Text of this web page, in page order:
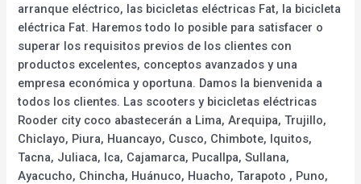
arranque eléctrico, las bicicletas eléctricas Fat, la bicicleta
eléctrica Fat. Haremos todo lo posible para satisfacer o
superar los requisitos previos de los clientes con
productos excelentes, conceptos avanzados y una
empresa económica y oportuna. Damos la bienvenida a
todos los clientes. Las scooters y bicicletas eléctricas
Rooder city coco abastecerán a Lima, Arequipa, Trujillo,
Chiclayo, Piura, Huancayo, Cusco, Chimbote, Iquitos,
Tacna, Juliaca, Ica, Cajamarca, Pucallpa, Sullana,
Ayacucho, Chincha, Huánuco, Huacho, Tarapoto , Puno,